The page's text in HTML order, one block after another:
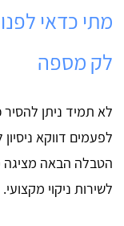
מתי כדאי
לק מספה
לא תמיד ניתן
לפעמים דווקא
הטבלה הבאה מציגה
לשירות ניקוי מקצועי.